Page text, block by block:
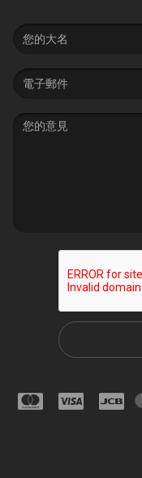
Name
Email
address
Message